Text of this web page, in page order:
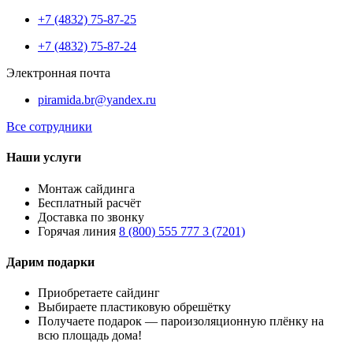
+7 (4832) 75-87-25
+7 (4832) 75-87-24
Электронная почта
piramida.br@yandex.ru
Все сотрудники
Наши услуги
Монтаж сайдинга
Бесплатный расчёт
Доставка по звонку
Горячая линия 8 (800) 555 777 3 (7201)
Дарим подарки
Приобретаете сайдинг
Выбираете пластиковую обрешётку
Получаете подарок — пароизоляционную плёнку на
всю площадь дома!